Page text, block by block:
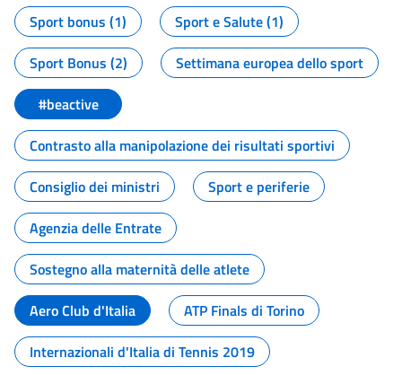
Sport bonus (1)
Sport e Salute (1)
Sport Bonus (2)
Settimana europea dello sport
#beactive
Contrasto alla manipolazione dei risultati sportivi
Consiglio dei ministri
Sport e periferie
Agenzia delle Entrate
Sostegno alla maternità delle atlete
Aero Club d'Italia
ATP Finals di Torino
Internazionali d'Italia di Tennis 2019